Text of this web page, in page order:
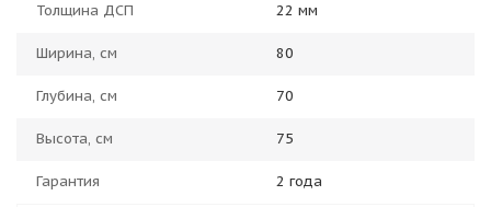
Толщина ДСП 22 мм
Ширина, см 80
Глубина, см 70
Высота, см 75
Гарантия 2 года